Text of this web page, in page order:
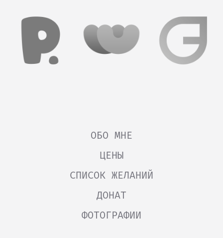
ОБО МНЕ
ЦЕНЫ
СПИСОК ЖЕЛАНИЙ
ДОНАТ
ФОТОГРАФИИ